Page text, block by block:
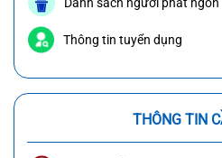
Danh sách người phát ngôn
Thông tin tuyển dụng
THÔNG TIN